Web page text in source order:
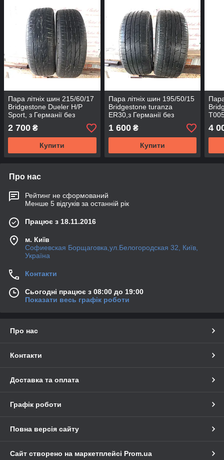
Пара літніх шин 215/60/17
Bridgestone Dueler H/P
Sport, з Германії без
пробігу по Україні
2 700 ₴
Купити
Пара літніх шин 195/50/15
Bridgestone turanza
ER30,з Германії без
пробігу по Україні
1 600₴
Купити
4
Про нас
Рейтинг не сформований
Менше 5 відгуків за останній рік
Працює з 18.11.2016
м. Київ
Софиевская Борщаговка,ул.Белогородская 32, Київ,
Україна
Контакти
Сьогодні працює з 08:00 до 19:00
Показати весь графік роботи
Про нас
Контакти
Доставка та оплата
Графік роботи
Повна версія сайту
Сайт створено на маркетплейсі Prom.ua